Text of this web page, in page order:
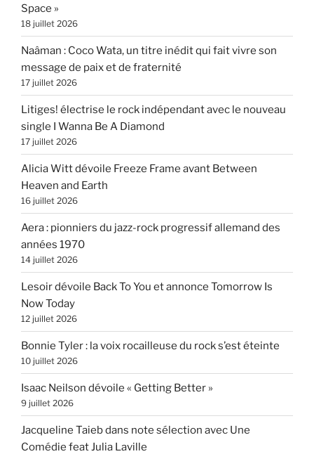
Space »
18 juillet 2026
Naâman : Coco Wata, un titre inédit qui fait vivre son
message de paix et de fraternité
17 juillet 2026
Litiges! électrise le rock indépendant avec le nouveau
single I Wanna Be A Diamond
17 juillet 2026
Alicia Witt dévoile Freeze Frame avant Between
Heaven and Earth
16 juillet 2026
Aera : pionniers du jazz-rock progressif allemand des
années 1970
14 juillet 2026
Lesoir dévoile Back To You et annonce Tomorrow Is
Now Today
12 juillet 2026
Bonnie Tyler : la voix rocailleuse du rock s’est éteinte
10 juillet 2026
Isaac Neilson dévoile « Getting Better »
9 juillet 2026
Jacqueline Taieb dans note sélection avec Une
Comédie feat Julia Laville